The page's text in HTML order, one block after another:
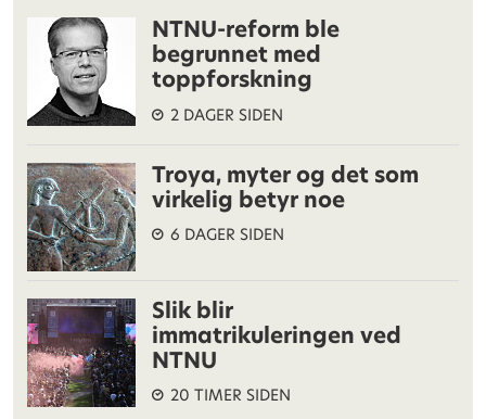
NTNU-reform ble
begrunnet med
toppforskning
2 DAGER SIDEN
Troya, myter og det som
virkelig betyr noe
6 DAGER SIDEN
Slik blir
immatrikuleringen ved
NTNU
20 TIMER SIDEN